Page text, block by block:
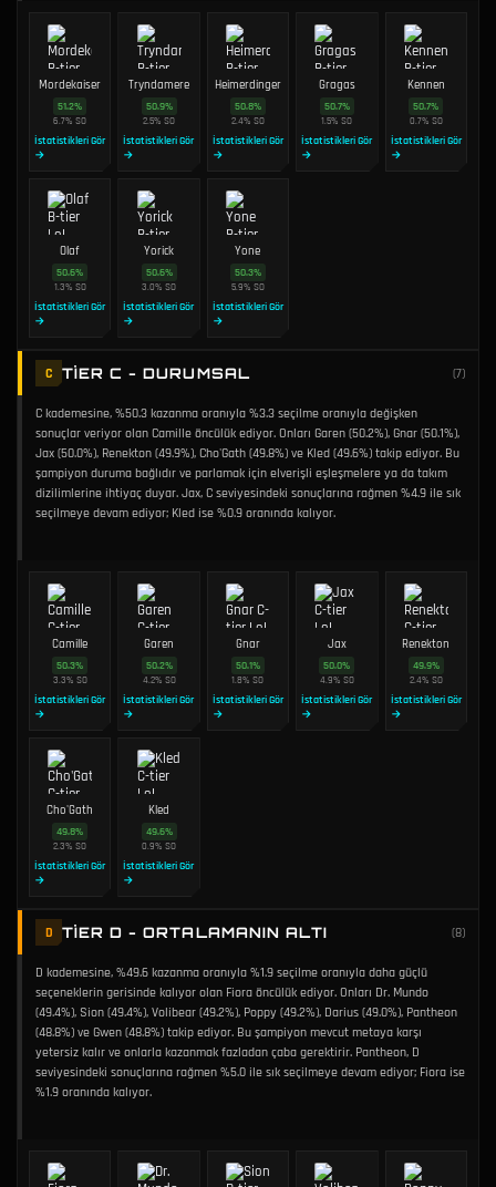
Mordekaiser
51.2%
6.7%SO
İstatistikleri Gör
→
Tryndamere
50.9%
2.5%SO
İstatistikleri Gör
→
Heimerdinger
50.8%
2.4% SO
İstatistikleri Gör
→
Gragas
50.7%
1.5%SO
İstatistikleri Gör
→
Kennen
50.7%
0.7% SO
İstatistikleri Gör
→
Olaf
50.6%
1.3% SO
İstatistikleri Gör
→
Yorick
50.6%
3.0%SO
İstatistikleri Gör
→
Yone
50.3%
5.9% SO
İstatistikleri Gör
→
C TIER C - DURUMSAL (7)
C kademesine, %50.3 kazanma oranıyla %3.3 seçilme oranıyla değişken
sonuçlar veriyor olan Camille öncülük ediyor. Onları Garen (50.2%), Gnar (50.1%),
Jax (50.0%), Renekton (49.9%), Cho'Gath (49.8%) ve Kled (49.6%) takip ediyor. Bu
şampiyon duruma bağlıdır ve parlamak için elverişli eşleşmelere ya da takım
dizilimlerine ihtiyaç duyar. Jax, C seviyesindeki sonuçlarına rağmen %4.9 ile sık
seçilmeye devam ediyor; Kled ise %0.9 oranında kalıyor.
Camille
50.3%
3.3% SO
İstatistikleri Gör
→
Garen
50.2%
4.2% SO
İstatistikleri Gör
→
Gnar
50.1%
1.8%SO
İstatistikleri Gör
→
Jax
50.0%
4.9% SO
İstatistikleri Gör
→
Renekton
49.9%
2.4% SO
İstatistikleri Gör
→
Cho'Gath
49.8%
2.3%SO
İstatistikleri Gör
→
Kled
49.6%
0.9%SO
İstatistikleri Gör
→
D TIER D - ORTALAMANIN ALTI (8)
D kademesine, %49.6 kazanma oranıyla %1.9 seçilme oranıyla daha güçlü
seçeneklerin gerisinde kalıyor olan Fiora öncülük ediyor. Onları Dr. Mundo
(49.4%), Sion (49.4%), Volibear (49.2%), Poppy (49.2%), Darius (49.0%), Pantheon
(48.8%) ve Gwen (48.8%) takip ediyor. Bu şampiyon mevcut metaya karşı
yetersiz kalır ve onlarla kazanmak fazladan çaba gerektirir. Pantheon, D
seviyesindeki sonuçlarına rağmen %5.0 ile sık seçilmeye devam ediyor; Fiora ise
%1.9 oranında kalıyor.